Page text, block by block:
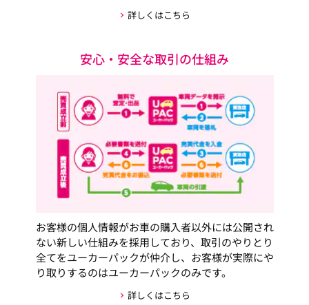
詳しくはこちら
安心・安全な取引の仕組み
お客様の個人情報がお車の購入者以外には公開され
ない新しい仕組みを採用しており、取引のやりとり
全てをユーカーパックが仲介し、お客様が実際にや
り取りするのはユーカーパックのみです。
詳しくはこちら